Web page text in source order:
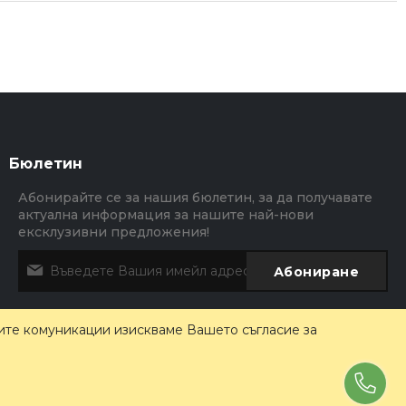
комуникации изискваме Вашето съгласие за
Бюлетин
Абонирайте се за нашия бюлетин, за да получавате
актуална информация за нашите най-нови
ексклузивни предложения!
Абониране